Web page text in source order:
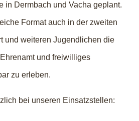
in Dermbach und Vacha geplant.
Format auch in der zweiten
und weiteren Jugendlichen die
und freiwilliges
zu erleben.
bei unseren Einsatzstellen: